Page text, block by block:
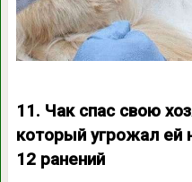
11. Чак спас свою
который угрожал ей
12 ранений